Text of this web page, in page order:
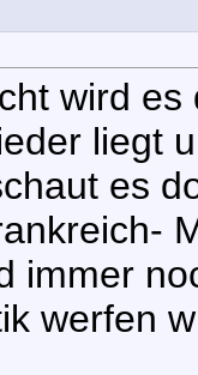
wird
liegt
es
immer
werfen